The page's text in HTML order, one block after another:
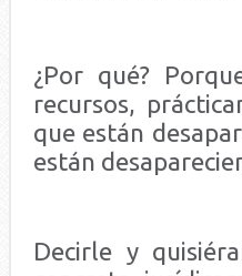
¿Por qué?
recursos,
que están
están
Decirle y